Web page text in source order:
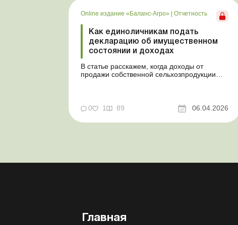
Online издание «Баланс-Агро» Отчетность
Как единоличникам подать
декларацию об имущественном
состоянии и доходах
В статье расскажем, когда доходы от
продажи собственной сельхозпродукции
задекларировать налогооблагаемый доход.
Баланс-Агро № 14 от 7 апреля 2026 года
На практике физлица, которые
0 1 89 06.04.2026
Главная